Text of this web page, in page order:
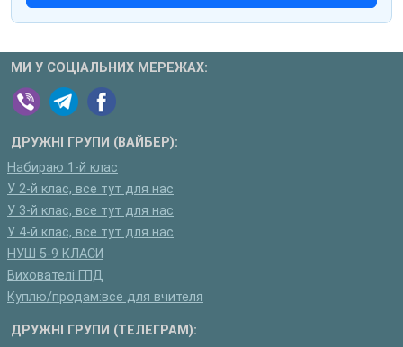
МИ У СОЦІАЛЬНИХ МЕРЕЖАХ:
ДРУЖНІ ГРУПИ (ВАЙБЕР):
Набираю 1-й клас
У 2-й клас, все тут для нас
У 3-й клас, все тут для нас
У 4-й клас, все тут для нас
НУШ 5-9 КЛАСИ
Вихователі ГПД
Куплю/продам:все для вчителя
ДРУЖНІ ГРУПИ (ТЕЛЕГРАМ):